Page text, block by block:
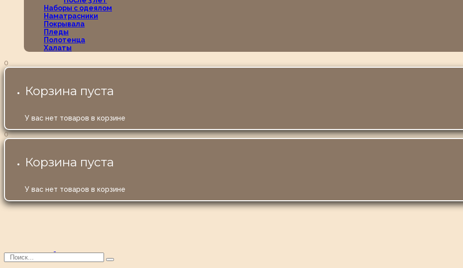
Наборы с одеялом
Наматрасники
Покрывала
Пледы
Полотенца
Халаты
0
Корзина пуста
У вас нет товаров в корзине
0
Корзина пуста
У вас нет товаров в корзине